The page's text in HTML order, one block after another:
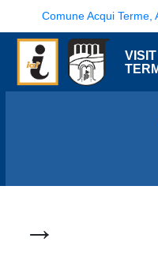
Comune Acqui Terme,
VISIT
→